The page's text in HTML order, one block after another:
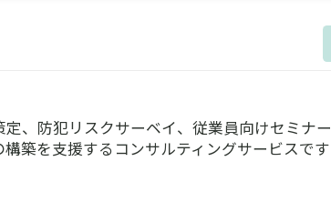
、防犯リスクサーベイ、従業員向けセミナー
築を支援するコンサルティングサービスです